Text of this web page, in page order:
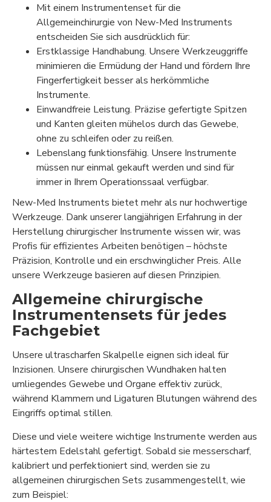
Mit einem Instrumentenset für die
Allgemeinchirurgie von New-Med Instruments
entscheiden Sie sich ausdrücklich für:
Erstklassige Handhabung. Unsere Werkzeuggriffe
minimieren die Ermüdung der Hand und fördern Ihre
Fingerfertigkeit besser als herkömmliche
Instrumente.
Einwandfreie Leistung. Präzise gefertigte Spitzen
und Kanten gleiten mühelos durch das Gewebe,
ohne zu schleifen oder zu reißen.
Lebenslang funktionsfähig. Unsere Instrumente
müssen nur einmal gekauft werden und sind für
immer in Ihrem Operationssaal verfügbar.
New-Med Instruments bietet mehr als nur hochwertige
Werkzeuge. Dank unserer langjährigen Erfahrung in der
Herstellung chirurgischer Instrumente wissen wir, was
Profis für effizientes Arbeiten benötigen – höchste
Präzision, Kontrolle und ein erschwinglicher Preis. Alle
unsere Werkzeuge basieren auf diesen Prinzipien.
Allgemeine chirurgische
Instrumentensets für jedes
Fachgebiet
Unsere ultrascharfen Skalpelle eignen sich ideal für
Inzisionen. Unsere chirurgischen Wundhaken halten
umliegendes Gewebe und Organe effektiv zurück,
während Klammern und Ligaturen Blutungen während des
Eingriffs optimal stillen.
Diese und viele weitere wichtige Instrumente werden aus
härtestem Edelstahl gefertigt. Sobald sie messerscharf,
kalibriert und perfektioniert sind, werden sie zu
allgemeinen chirurgischen Sets zusammengestellt, wie
zum Beispiel: